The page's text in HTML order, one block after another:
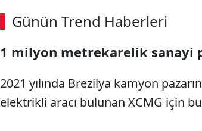
Günün Trend Haberleri
SÖZCÜ SON DAKİKA
1 milyon metrekarelik sanayi
2021 yılında Brezilya kamyon
elektrikli aracı bulunan XCMG için